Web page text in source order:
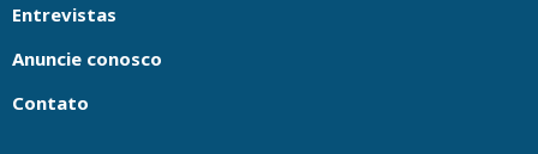
Entrevistas
Anuncie conosco
Contato